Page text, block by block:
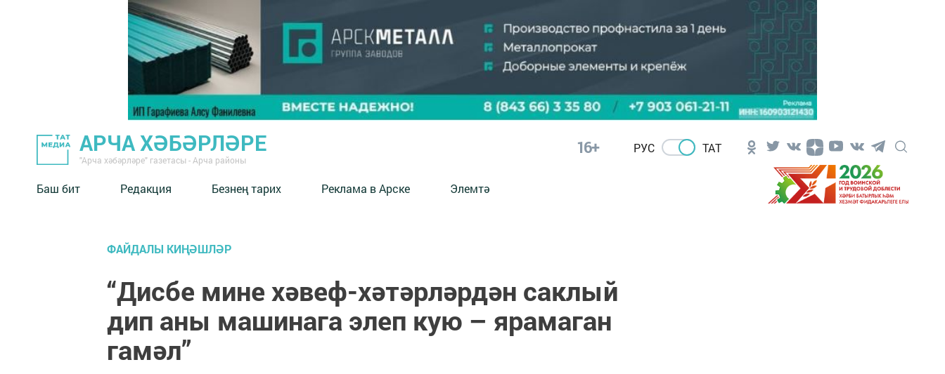
АРЧА ХӘБӘРЛӘРЕ
"Арча хәбәрләре" газетасы - Арча районы
16+ РУС ТАТ
Баш бит Редакция Безнең тарих Реклама в Арске Элемтә
ФАЙДАЛЫ КИҢӘШЛӘР
“Дисбе мине хәвеф-хәтәрләрдән саклый
дип аны машинага элеп кую – ярамаган
гамәл”